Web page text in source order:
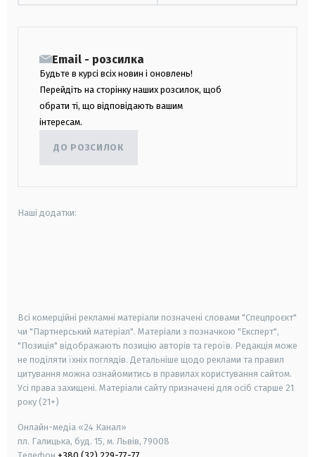
Email - розсилка
Будьте в курсі всіх новин і оновлень!
Перейдіть на сторінку наших розсилок, щоб
обрати ті, що відповідають вашим
інтересам.
ДО РОЗСИЛОК
Наші додатки:
Всі комерційні рекламні матеріали позначені словами "Спецпроєкт"
чи "Партнерський матеріал". Матеріали з позначкою "Експерт",
"Позиція" відображають позицію авторів та героїв. Редакція може
не поділяти їхніх поглядів. Детальніше щодо реклами та правил
цитування можна ознайомитись в правилах користування сайтом.
Усі права захищені. Матеріали сайту призначені для осіб старше 21
року (21+)
Онлайн-медіа «24 Канал»
пл. Галицька, буд. 15, м. Львів, 79008